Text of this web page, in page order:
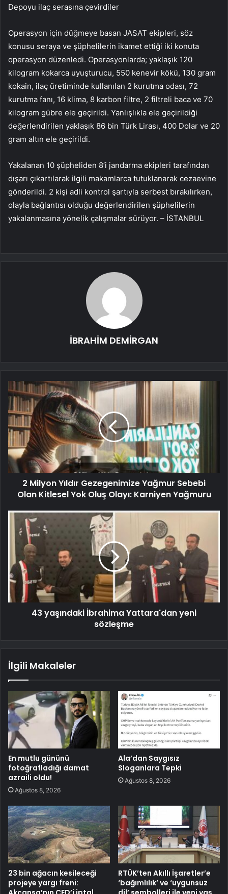
Depoyu ilaç serasına çevirdiler
Operasyon için düğmeye basan JASAT ekipleri, söz
konusu seraya ve şüphelilerin ikamet ettiği iki konuta
operasyon düzenledi. Operasyonlarda; yaklaşık 120
kilogram kokarca uyuşturucu, 550 kenevir kökü, 130 gram
kokain, ilaç üretiminde kullanılan 2 kurutma odası, 72
kurutma fanı, 16 klima, 8 karbon filtre, 2 filtreli baca ve 70
kilogram gübre ele geçirildi. Yanlışlıkla ele geçirildiği
değerlendirilen yaklaşık 86 bin Türk Lirası, 400 Dolar ve 20
gram altın ele geçirildi.
Yakalanan 10 şüpheliden 8’i jandarma ekipleri tarafından
dışarı çıkartılarak ilgili makamlarca tutuklanarak cezaevine
gönderildi. 2 kişi adli kontrol şartıyla serbest bırakılırken,
olayla bağlantısı olduğu değerlendirilen şüphelilerin
yakalanmasına yönelik çalışmalar sürüyor. – İSTANBUL
İBRAHİM DEMİRGAN
2 Milyon Yıldır Gezegenimize Yağmur Sebebi
Olan Kitlesel Yok Oluş Olayı: Karniyen Yağmuru
43 yaşındaki İbrahima Yattara'dan yeni
sözleşme
İlgili Makaleler
En mutlu gününü
fotoğrafladığı damat
azraili oldu!
Ağustos 8, 2026
Ala’dan Saygısız
Sloganlara Tepki
Ağustos 8, 2026
23 bin ağacın kesileceği
projeye yargı freni:
RTÜK’ten Akıllı İşaretler’e
‘bağımlılık’ ve ‘uygunsuz